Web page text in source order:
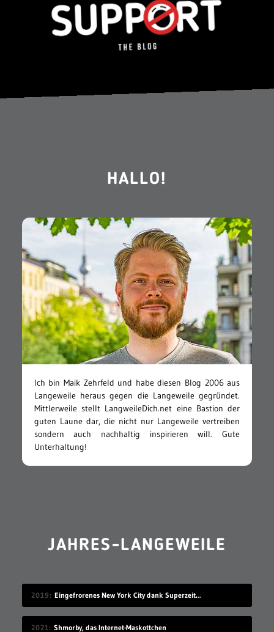
HALLO!
Ich bin Maik Zehrfeld und habe diesen Blog 2006 aus
Langeweile heraus gegen die Langeweile gegründet.
Mittlerweile stellt LangweileDich.net eine Bastion der
guten Laune dar, die nicht nur Langeweile vertreiben
sondern auch nachhaltig inspirieren will. Gute
Unterhaltung!
JAHRES-LANGEWEILE
2019 Eingefrorenes New York City dank Superzeitlupe
2021 Shmorby, das Internet-Maskottchen